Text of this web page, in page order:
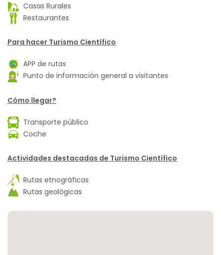
Casas Rurales
Restaurantes
Para hacer Turismo Científico
APP de rutas
Punto de información general a visitantes
Cómo llegar?
Transporte público
Coche
Actividades destacadas de Turismo Científico
Rutas etnográficas
Rutas geológicas